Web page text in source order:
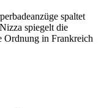
spaltet
spiegelt die
Ordnung in Frankreich